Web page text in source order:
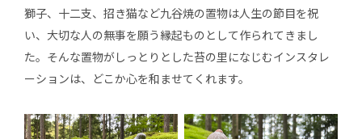
獅子、十二支、招き猫など九谷焼の置物は人生の節目を祝
い、大切な人の無事を願う縁起ものとして作られてきまし
た。そんな置物がしっとりとした苔の里になじむインスタレ
ーションは、どこか心を和ませてくれます。